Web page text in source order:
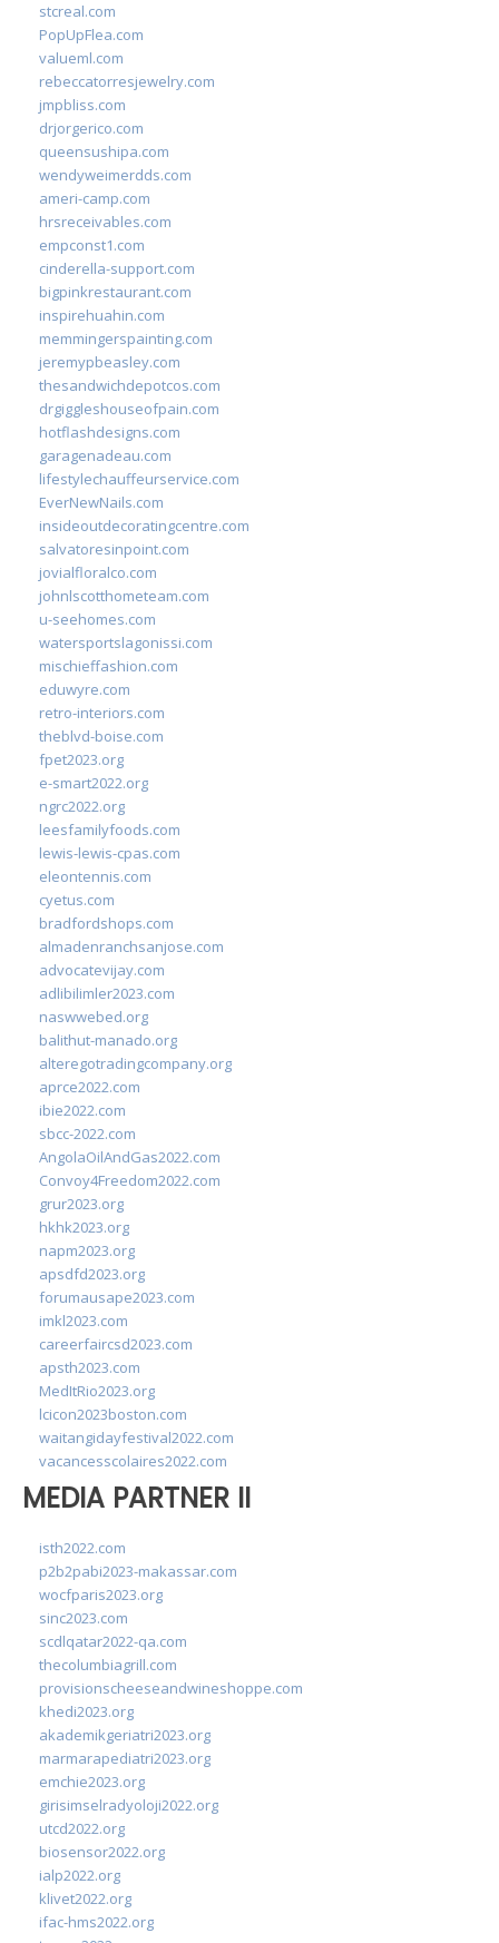
stcreal.com
PopUpFlea.com
valueml.com
rebeccatorresjewelry.com
jmpbliss.com
drjorgerico.com
queensushipa.com
wendyweimerdds.com
ameri-camp.com
hrsreceivables.com
empconst1.com
cinderella-support.com
bigpinkrestaurant.com
inspirehuahin.com
memmingerspainting.com
jeremypbeasley.com
thesandwichdepotcos.com
drgiggleshouseofpain.com
hotflashdesigns.com
garagenadeau.com
lifestylechauffeurservice.com
EverNewNails.com
insideoutdecoratingcentre.com
salvatoresinpoint.com
jovialfloralco.com
johnlscotthometeam.com
u-seehomes.com
watersportslagonissi.com
mischieffashion.com
eduwyre.com
retro-interiors.com
theblvd-boise.com
fpet2023.org
e-smart2022.org
ngrc2022.org
leesfamilyfoods.com
lewis-lewis-cpas.com
eleontennis.com
cyetus.com
bradfordshops.com
almadenranchsanjose.com
advocatevijay.com
adlibilimler2023.com
naswwebed.org
balithut-manado.org
alteregotradingcompany.org
aprce2022.com
ibie2022.com
sbcc-2022.com
AngolaOilAndGas2022.com
Convoy4Freedom2022.com
grur2023.org
hkhk2023.org
napm2023.org
apsdfd2023.org
forumausape2023.com
imkl2023.com
careerfaircsd2023.com
apsth2023.com
MedItRio2023.org
lcicon2023boston.com
waitangidayfestival2022.com
vacancesscolaires2022.com
MEDIA PARTNER II
isth2022.com
p2b2pabi2023-makassar.com
wocfparis2023.org
sinc2023.com
scdlqatar2022-qa.com
thecolumbiagrill.com
provisionscheeseandwineshoppe.com
khedi2023.org
akademikgeriatri2023.org
marmarapediatri2023.org
emchie2023.org
girisimselradyoloji2022.org
utcd2022.org
biosensor2022.org
ialp2022.org
klivet2022.org
ifac-hms2022.org